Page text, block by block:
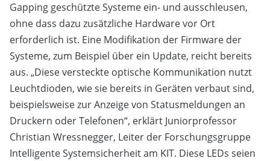
Gapping geschützte Systeme ein- und ausschleusen,
ohne dass dazu zusätzliche Hardware vor Ort
erforderlich ist. Eine Modifikation der Firmware der
Systeme, zum Beispiel über ein Update, reicht bereits
aus. „Diese versteckte optische Kommunikation nutzt
Leuchtdioden, wie sie bereits in Geräten verbaut sind,
beispielsweise zur Anzeige von Statusmeldungen an
Druckern oder Telefonen“, erklärt Juniorprofessor
Christian Wressnegger, Leiter der Forschungsgruppe
Intelligente Systemsicherheit am KIT. Diese LEDs seien